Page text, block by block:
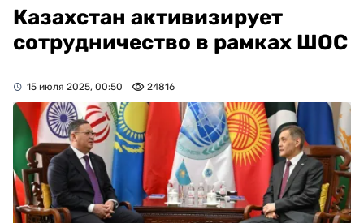
Казахстан активизирует
сотрудничество в рамках ШОС
15 июля 2025, 00:50 24816